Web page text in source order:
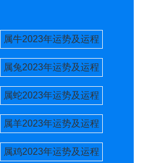
属牛2023年运势及运程
属兔2023年运势及运程
属蛇2023年运势及运程
属羊2023年运势及运程
属鸡2023年运势及运程